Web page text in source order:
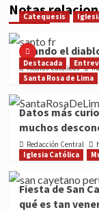
Notas
Catequesis
Cuando el
Medios Católicos
Destacada
Santa Rosa de Lima
Datos más
muchos
Redacción Central
Iglesia Católica
Fiesta de San
qué es tan